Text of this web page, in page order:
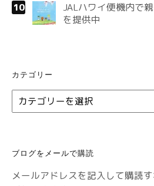
JALハワイ便機内で
を提供中
カテゴリー
カ
テ
ー
ブログをメールで購読
メールアドレスを記入して購読